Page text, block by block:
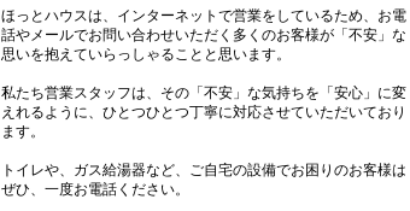
ほっとハウスは、インターネットで営業をしているため、お電
話やメールでお問い合わせいただく多くのお客様が「不安」な
思いを抱えていらっしゃることと思います。
私たち営業スタッフは、その「不安」な気持ちを「安心」に変
えれるように、ひとつひとつ丁寧に対応させていただいており
ます。
トイレや、ガス給湯器など、ご自宅の設備でお困りのお客様は
ぜひ、一度お電話ください。